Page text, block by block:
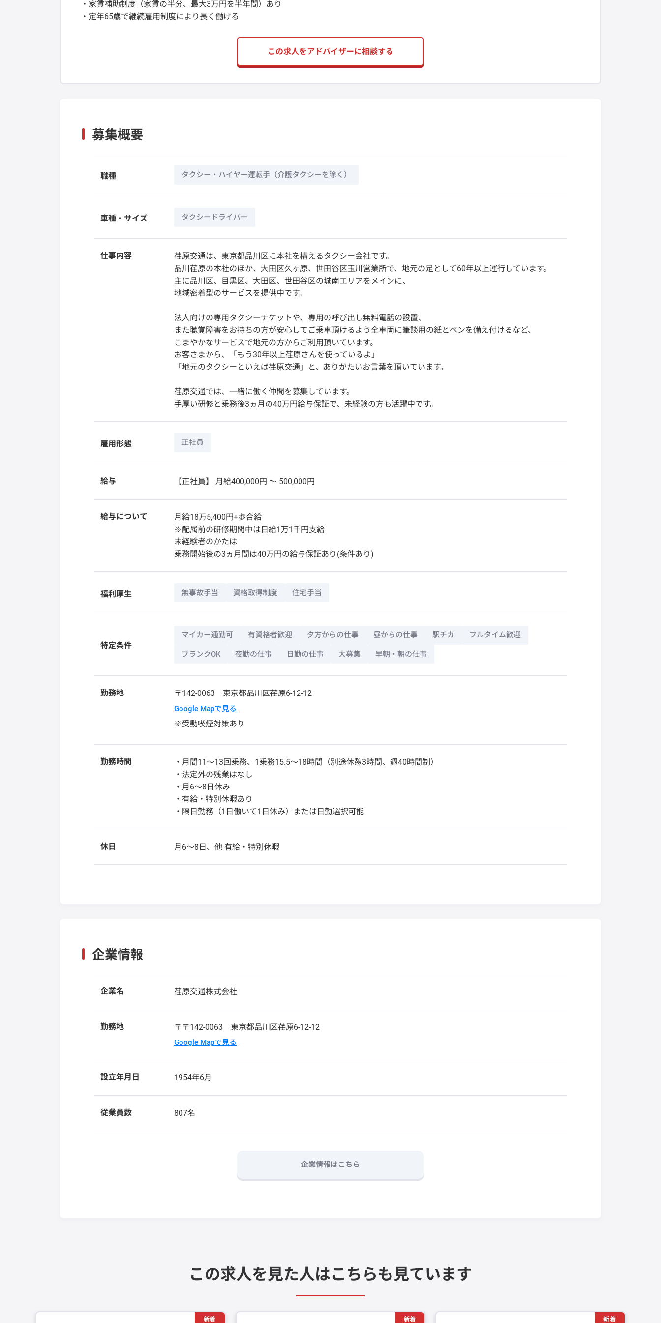
・家賃補助制度（家賃の半分、最大3万円を半年間）あり
・定年65歳で継続雇用制度により長く働ける
この求人をアドバイザーに相談する
募集概要
職種 タクシー・ハイヤー運転手（介護タクシーを除く）
車種・サイズ タクシードライバー
仕事内容
荏原交通は、東京都品川区に本社を構えるタクシー会社です。
品川荏原の本社のほか、大田区久ヶ原、世田谷区玉川営業所で、地元の足として60年以上運行しています。
主に品川区、目黒区、大田区、世田谷区の城南エリアをメインに、
地域密着型のサービスを提供中です。
法人向けの専用タクシーチケットや、専用の呼び出し無料電話の設置、
また聴覚障害をお持ちの方が安心してご乗車頂けるよう全車両に筆談用の紙とペンを備え付けるなど、
こまやかなサービスで地元の方からご利用頂いています。
お客さまから、「もう30年以上荏原さんを使っているよ」
「地元のタクシーといえば荏原交通」と、ありがたいお言葉を頂いています。
荏原交通では、一緒に働く仲間を募集しています。
手厚い研修と乗務後3ヵ月の40万円給与保証で、未経験の方も活躍中です。
雇用形態 正社員
給与 【正社員】 月給400,000円 〜 500,000円
給与について
月給18万5,400円+歩合給
※配属前の研修期間中は日給1万1千円支給
未経験者のかたは
乗務開始後の3ヵ月間は40万円の給与保証あり(条件あり)
福利厚生 無事故手当 資格取得制度 住宅手当
特定条件
マイカー通勤可 有資格者歓迎 夕方からの仕事 昼からの仕事 駅チカ フルタイム歓迎
ブランクOK 夜勤の仕事 日勤の仕事 大募集 早朝・朝の仕事
勤務地 〒142-0063 東京都品川区荏原6-12-12
Google Mapで見る
※受動喫煙対策あり
勤務時間
・月間11〜13回乗務、1乗務15.5〜18時間（別途休憩3時間、週40時間制）
・法定外の残業はなし
・月6〜8日休み
・有給・特別休暇あり
・隔日勤務（1日働いて1日休み）または日勤選択可能
休日 月6～8日、他 有給・特別休暇
企業情報
企業名 荏原交通株式会社
勤務地 〒〒142-0063 東京都品川区荏原6-12-12
Google Mapで見る
設立年月日 1954年6月
従業員数 807名
企業情報はこちら
この求人を見た人はこちらも見ています
新着 新着 新着